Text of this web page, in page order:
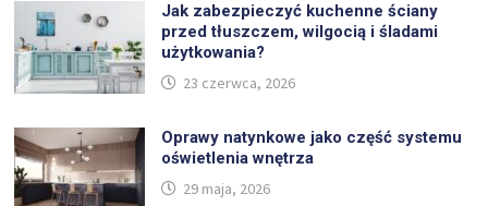
Jak zabezpieczyć kuchenne ściany
przed tłuszczem, wilgocią i śladami
użytkowania?
23 czerwca, 2026
Oprawy natynkowe jako część systemu
oświetlenia wnętrza
29 maja, 2026